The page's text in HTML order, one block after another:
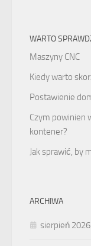
WARTO
Maszyny CNC
Kiedy warto
Postawienie
Czym powinien
kontener?
Jak sprawić, by
ARCHIWA
sierpień 2026